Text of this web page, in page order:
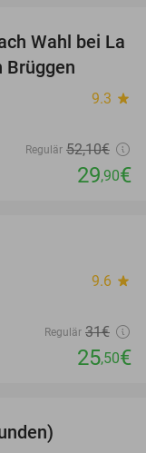
43%
Wahl bei La
Brüggen
9.3 star
Regulär 52,10€
29,90€
9.6 star
Regulär 31€
25,50€